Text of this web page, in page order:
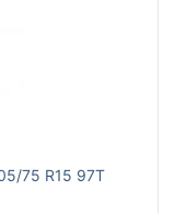
75 R15 97T